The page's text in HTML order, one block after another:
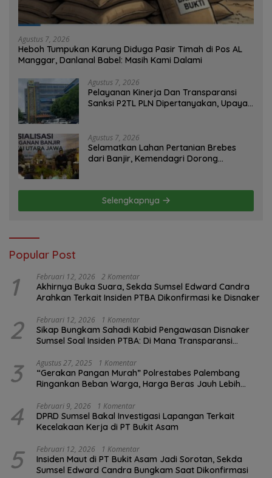
Agustus 7, 2026
Heboh Tumpukan Karung Diduga Pasir Timah di Pos AL
Manggar, Danlanal Babel: Masih Kami Dalami
Agustus 7, 2026
Pelayanan Kinerja Dan Transparansi
Sanksi P2TL PLN Dipertanyakan, Upaya
Agustus 7, 2026
Selamatkan Lahan Pertanian Brebes
dari Banjir, Kemendagri Dorong
Selengkapnya
Popular Post
1 Februari 12, 2026 2 Komentar
Akhirnya Buka Suara, Sekda Sumsel Edward Candra
Arahkan Terkait Insiden PTBA Dikonfirmasi ke Disnaker
2 Februari 12, 2026 1 Komentar
Sikap Bungkam Sahadi Kabid Pengawasan Disnaker
Sumsel Soal Insiden PTBA: Di Mana Transparansi
3 Agustus 27, 2025 1 Komentar
“Gerakan Pangan Murah” Polrestabes Palembang
Ringankan Beban Warga, Harga Beras Jauh Lebih
4 Februari 9, 2026 1 Komentar
DPRD Sumsel Bakal Investigasi Lapangan Terkait
Kecelakaan Kerja di PT Bukit Asam
5 Februari 12, 2026 1 Komentar
Insiden Maut di PT Bukit Asam Jadi Sorotan, Sekda
Sumsel Edward Candra Bungkam Saat Dikonfirmasi